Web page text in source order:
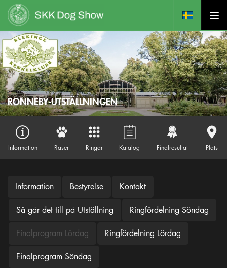
RONNEBY-UTSTÄLLNINGEN
Information Raser Ringar Katalog Finalresultat Plats
Information Bestyrelse Kontakt
Så går det till på Utställning Ringfördelning Söndag
Finalprogram Lördag Ringfördelning Lördag
Finalprogram Söndag